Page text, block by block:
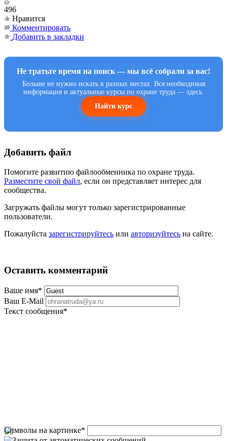
496
Нравится
Комментировать
Добавить в закладки
Не тратьте время на поиск — мы всё собрали за вас!
Больше не нужно искать в разных местах. Вся необходимая
информация и актуальные курсы по охране труда — здесь.
Найти курс
Добавить файл
Помогите развитию файлообменника по охране труда.
Разместите свой файл, если он представляет интерес для
сообщества.
Загружать файлы могут только зарегистрированные
пользователи.
Пожалуйста зарегистрируйтесь или авторизуйтесь на сайте.
Оставить комментарий
Ваше имя*
Ваш E-Mail
Текст сообщения*
Символы на картинке*